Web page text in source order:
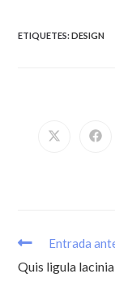
ETIQUETES:DESIGN
Entrada
Quis ligula